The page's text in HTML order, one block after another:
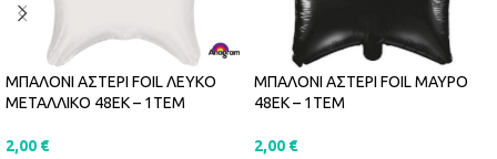
ΜΠΑΛΟΝΙ ΑΣΤΕΡΙ FOIL ΛΕΥΚΟ
ΜΕΤΑΛΛΙΚΟ 48ΕΚ – 1ΤΕΜ
2,00 €
ΜΠΑΛΟΝΙ ΑΣΤΕΡΙ FOIL ΜΑΥΡΟ
48ΕΚ – 1ΤΕΜ
2,00 €